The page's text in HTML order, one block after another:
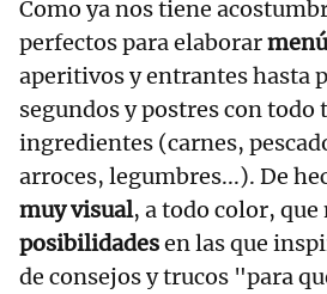
Como ya nos tiene
perfectos para elaborar
aperitivos y entrantes hasta
segundos y postres con todo
ingredientes (carnes,
arroces, legumbres...). De
muy visual, a todo color, que
posibilidadesen las que
de consejos y trucos "para